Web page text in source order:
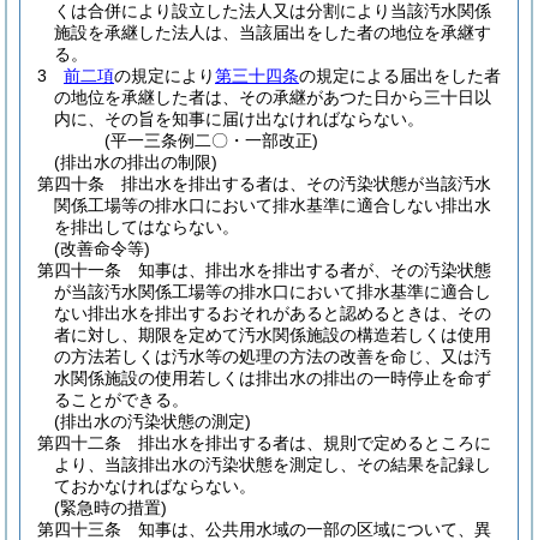
くは合併により設立した法人又は分割により当該汚水関係
施設を承継した法人は、当該届出をした者の地位を承継す
る。
3
前二項の規定により第三十四条の規定による届出をした者
の地位を承継した者は、その承継があつた日から三十日以
内に、その旨を知事に届け出なければならない。
(平一三条例二〇・一部改正)
(排出水の排出の制限)
第四十条
排出水を排出する者は、その汚染状態が当該汚水
関係工場等の排水口において排水基準に適合しない排出水
を排出してはならない。
(改善命令等)
第四十一条
知事は、排出水を排出する者が、その汚染状態
が当該汚水関係工場等の排水口において排水基準に適合し
ない排出水を排出するおそれがあると認めるときは、その
者に対し、期限を定めて汚水関係施設の構造若しくは使用
の方法若しくは汚水等の処理の方法の改善を命じ、又は汚
水関係施設の使用若しくは排出水の排出の一時停止を命ず
ることができる。
(排出水の汚染状態の測定)
第四十二条
排出水を排出する者は、規則で定めるところに
より、当該排出水の汚染状態を測定し、その結果を記録し
ておかなければならない。
(緊急時の措置)
第四十三条
知事は、公共用水域の一部の区域について、異